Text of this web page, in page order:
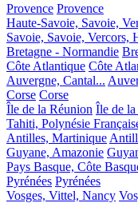
Provence Provence
Haute-Savoie, Savoie,
Savoie, Savoie, Vercors,
Bretagne - Normandie
Côte Atlantique Côte
Auvergne, Cantal...
Corse Corse
Île de la Réunion Île de
Tahiti, Polynésie
Antilles, Martinique
Guyane, Amazonie
Pays Basque, Côte
Pyrénées Pyrénées
Vosges, Vittel, Nancy